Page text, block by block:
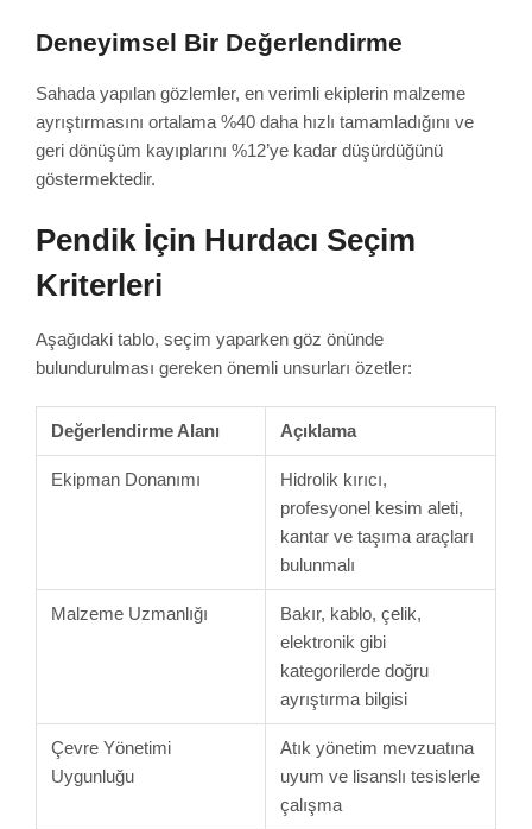
Deneyimsel Bir Değerlendirme
Sahada yapılan gözlemler, en verimli ekiplerin malzeme
ayrıştırmasını ortalama %40 daha hızlı tamamladığını ve
geri dönüşüm kayıplarını %12’ye kadar düşürdüğünü
göstermektedir.
Pendik İçin Hurdacı Seçim
Kriterleri
Aşağıdaki tablo, seçim yaparken göz önünde
bulundurulması gereken önemli unsurları özetler:
Değerlendirme Alanı Açıklama
Ekipman Donanımı
Hidrolik kırıcı,
profesyonel kesim aleti,
kantar ve taşıma araçları
bulunmalı
Malzeme Uzmanlığı
Bakır, kablo, çelik,
elektronik gibi
kategorilerde doğru
ayrıştırma bilgisi
Çevre Yönetimi
Uygunluğu
Atık yönetim mevzuatına
uyum ve lisanslı tesislerle
çalışma